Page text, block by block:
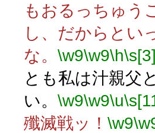
もおるっちゅう
し、だからとい
な。 \w9\w9\h
とも私は汁親父
い。 \w9\w9\u
殲滅戦ッ！ \w9